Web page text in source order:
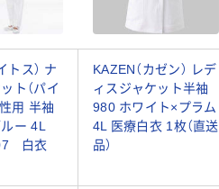
トス） ナ
ト（パイ
用 半袖
ー 4L
白衣
KAZEN（カゼン） レデ
ィスジャケット半袖
980 ホワイト×プラム
4L 医療白衣 1枚（直送
品）